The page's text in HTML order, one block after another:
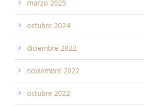
marzo 2025
octubre 2024
diciembre 2022
noviembre 2022
octubre 2022